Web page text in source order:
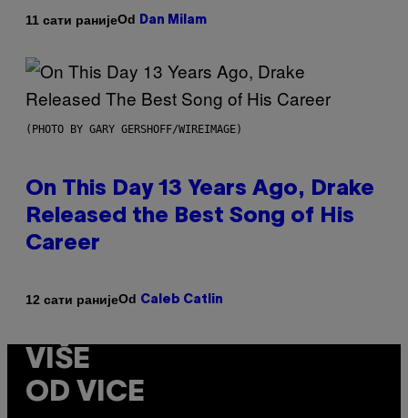
11 сати ранијеOd Dan Milam
(PHOTO BY GARY GERSHOFF/WIREIMAGE)
On This Day 13 Years Ago, Drake
Released the Best Song of His
Career
12 сати ранијеOd Caleb Catlin
VIŠE
OD VICE